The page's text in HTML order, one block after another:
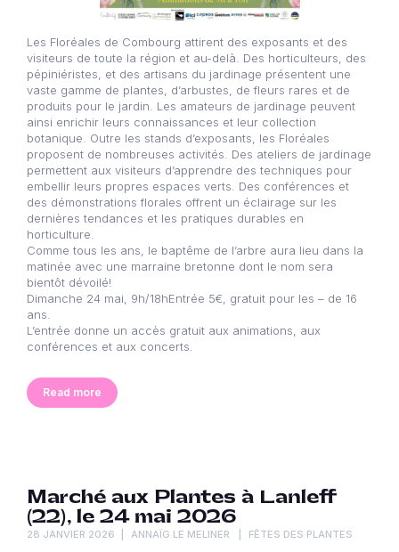
Les Floréales de Combourg attirent des exposants et des
visiteurs de toute la région et au-delà. Des horticulteurs, des
pépiniéristes, et des artisans du jardinage présentent une
vaste gamme de plantes, d’arbustes, de fleurs rares et de
produits pour le jardin. Les amateurs de jardinage peuvent
ainsi enrichir leurs connaissances et leur collection
botanique. Outre les stands d’exposants, les Floréales
proposent de nombreuses activités. Des ateliers de jardinage
permettent aux visiteurs d’apprendre des techniques pour
embellir leurs propres espaces verts. Des conférences et
des démonstrations florales offrent un éclairage sur les
dernières tendances et les pratiques durables en
horticulture.
Comme tous les ans, le baptême de l’arbre aura lieu dans la
matinée avec une marraine bretonne dont le nom sera
bientôt dévoilé!
Dimanche 24 mai, 9h/18hEntrée 5€, gratuit pour les – de 16
ans.
L’entrée donne un accès gratuit aux animations, aux
conférences et aux concerts.
Read more
Marché aux Plantes à Lanleff
(22), le 24 mai 2026
28 JANVIER 2026 ANNAÏG LE MELINER FÊTES DES PLANTES